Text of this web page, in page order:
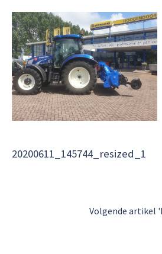
20200611_145744_resized_1
Volgende artikel